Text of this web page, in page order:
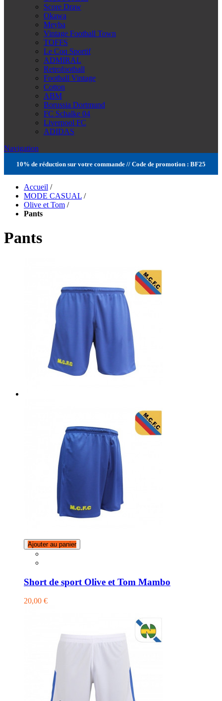
Score Draw
Okawa
Meyba
Vintage Football Town
TOFFS
Le Coq Sportif
ADMIRAL
Retrofootball
Football Vintage
Cotton
ABM
Borussia Dortmund
FC Schalke 04
Liverpool FC
ADIDAS
Navigation
10% de réduction sur votre commande // Code de promotion : BF25
Accueil /
MODE CASUAL /
Olive et Tom /
Pants
Pants
Ajouter au panier
Short de sport Olive et Tom Mambo
20,00 €